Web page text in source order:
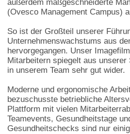
außerdem maßgeschneiderte
(Ovesco Management Campus)
So ist der Großteil unserer
Unternehmenswachstums aus
hervorgegangen. Unser
Mitarbeitern spiegelt aus unserer
in unserem Team sehr gut wider.
Moderne und ergonomische
bezuschusste betriebliche
Plattform mit vielen
Teamevents, Gesundheitstage
Gesundheitschecks sind nur